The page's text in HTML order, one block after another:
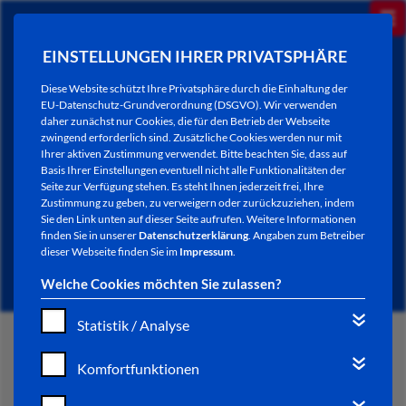
EINSTELLUNGEN IHRER PRIVATSPHÄRE
Diese Website schützt Ihre Privatsphäre durch die Einhaltung der
EU-Datenschutz-Grundverordnung (DSGVO). Wir verwenden
daher zunächst nur Cookies, die für den Betrieb der Webseite
zwingend erforderlich sind. Zusätzliche Cookies werden nur mit
Ihrer aktiven Zustimmung verwendet. Bitte beachten Sie, dass auf
Basis Ihrer Einstellungen eventuell nicht alle Funktionalitäten der
Seite zur Verfügung stehen. Es steht Ihnen jederzeit frei, Ihre
Zustimmung zu geben, zu verweigern oder zurückzuziehen, indem
Sie den Link unten auf dieser Seite aufrufen. Weitere Informationen
finden Sie in unsererDatenschutzerklärung. Angaben zum Betreiber
dieser Webseite finden Sie im Impressum.
Welche Cookies möchten Sie zulassen?
Statistik / Analyse
Komfortfunktionen
NEWSLETTER / CITY LETTER
START